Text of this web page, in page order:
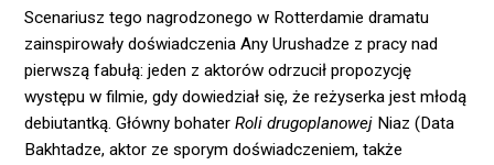
Scenariusz tego nagrodzonego w Rotterdamie dramatu
zainspirowały doświadczenia Any Urushadze z pracy nad
pierwszą fabułą: jeden z aktorów odrzucił propozycję
występu w filmie, gdy dowiedział się, że reżyserka jest młodą
debiutantką. Główny bohaterRoli drugoplanowej Niaz (Data
Bakhtadze, aktor ze sporym doświadczeniem, także